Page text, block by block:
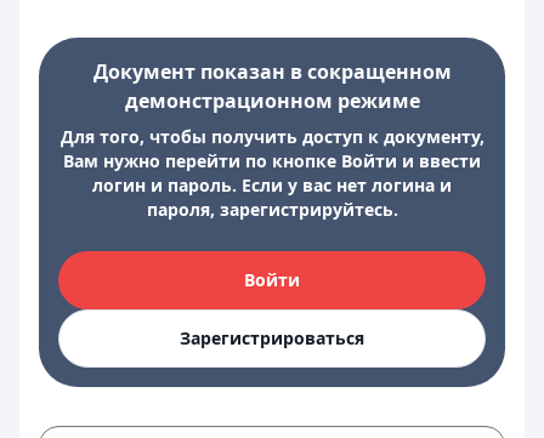
Документ показан в сокращенном
демонстрационном режиме
Для того, чтобы получить доступ к документу,
Вам нужно перейти по кнопке Войти и ввести
логин и пароль. Если у вас нет логина и
пароля, зарегистрируйтесь.
Войти
Зарегистрироваться